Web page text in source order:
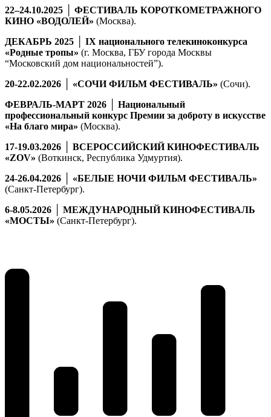
22–24.10.2025 │ ФЕСТИВАЛЬ КОРОТКОМЕТРАЖНОГО
КИНО «ВОДОЛЕЙ» (Москва).
ДЕКАБРЬ 2025 │ IX национального телекиноконкурса
«Родные тропы» (г. Москва, ГБУ города Москвы
“Московский дом национальностей”).
20-22.02.2026 │ «СОЧИ ФИЛЬМ ФЕСТИВАЛЬ» (Сочи).
ФЕВРАЛЬ-МАРТ 2026 │ Национальный
профессиональный конкурс Премии за доброту в искусстве
«На благо мира» (Москва).
17-19.03.2026 │ ВСЕРОССИЙСКИЙ КИНОФЕСТИВАЛЬ
«ZOV» (Воткинск, Республика Удмуртия).
24-26.04.2026 │ «БЕЛЫЕ НОЧИ ФИЛЬМ ФЕСТИВАЛЬ»
(Санкт-Петербург).
6-8.05.2026 │ МЕЖДУНАРОДНЫЙ КИНОФЕСТИВАЛЬ
«МОСТЫ» (Санкт-Петербург).